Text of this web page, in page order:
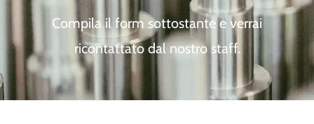
Compila il form sottostante e verrai
ricontattato dal nostro staff.